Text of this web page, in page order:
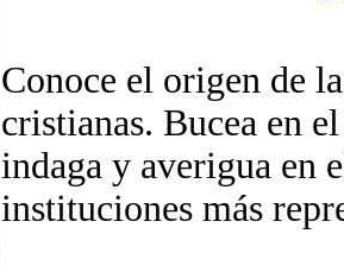
Conoce el origen de
cristianas. Bucea en
indaga y averigua en
instituciones más